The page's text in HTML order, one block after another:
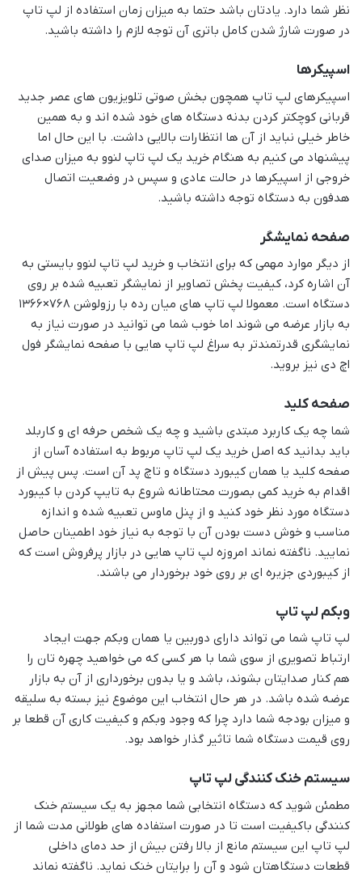
نظر شما دارد. یادتان باشد حتما به میزان زمان استفاده از لپ تاپ
در صورت شارژ شدن کامل باتری آن توجه لازم را داشته باشید.
اسپیکرها
اسپیکرهای لپ تاپ همچون بخش صوتی تلویزیون های عصر جدید
قربانی کوچکتر کردن بدنه دستگاه های خود شده اند و به همین
خاطر خیلی نباید از آن ها انتظارات بالایی داشت. با این حال اما
پیشنهاد می کنیم به هنگام خرید یک لپ تاپ لنوو به میزان صدای
خروجی از اسپیکرها در حالت عادی و سپس در وضعیت اتصال
هدفون به دستگاه توجه داشته باشید.
صفحه نمایشگر
از دیگر موارد مهمی که برای انتخاب و خرید لپ تاپ لنوو بایستی به
آن اشاره کرد، کیفیت پخش تصاویر از نمایشگر تعبیه شده بر روی
دستگاه است. معمولا لپ تاپ های میان رده با رزولوشن 768×1366
به بازار عرضه می شوند اما خوب شما می توانید در صورت نیاز به
نمایشگری قدرتمندتر به سراغ لپ تاپ هایی با صفحه نمایشگر فول
اچ دی نیز بروید.
صفحه کلید
شما چه یک کاربرد مبتدی باشید و چه یک شخص حرفه ای و کاربلد
باید بدانید که اصل خرید یک لپ تاپ مربوط به استفاده آسان از
صفحه کلید یا همان کیبورد دستگاه و تاچ پد آن است. پس پیش از
اقدام به خرید کمی بصورت محتاطانه شروع به تایپ کردن با کیبورد
دستگاه مورد نظر خود کنید و از پنل ماوس تعبیه شده و اندازه
مناسب و خوش دست بودن آن با توجه به نیاز خود اطمینان حاصل
نمایید. ناگفته نماند امروزه لپ تاپ هایی در بازار پرفروش است که
از کیبوردی جزیره ای بر روی خود برخوردار می باشند.
وبکم لپ تاپ
لپ تاپ شما می تواند دارای دوربین یا همان وبکم جهت ایجاد
ارتباط تصویری از سوی شما با هر کسی که می خواهید چهره تان را
هم کنار صدایتان بشوند، باشد و یا بدون برخورداری از آن به بازار
عرضه شده باشد. در هر حال انتخاب این موضوع نیز بسته به سلیقه
و میزان بودجه شما دارد چرا که وجود وبکم و کیفیت کاری آن قطعا بر
روی قیمت دستگاه شما تاثیر گذار خواهد بود.
سیستم خنک کنندگی لپ تاپ
مطمئن شوید که دستگاه انتخابی شما مجهز به یک سیستم خنک
کنندگی باکیفیت است تا در صورت استفاده های طولانی مدت شما از
لپ تاپ این سیستم مانع از بالا رفتن بیش از حد دمای داخلی
قطعات دستگاهتان شود و آن را برایتان خنک نماید. ناگفته نماند